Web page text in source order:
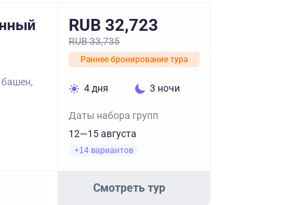
RUB 32,723
RUB 33,735
Раннее бронирование тура
4 дня 3 ночи
Даты набора групп
12—15 августа
+14 вариантов
Смотреть тур